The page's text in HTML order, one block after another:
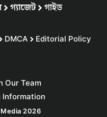
গ্যাজেট গাইড
DMCA
Editorial Policy
Our Team
Information
2026